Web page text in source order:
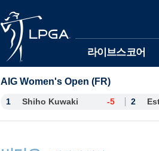
라이브스코어
AIG Women's Open (FR)
1 Shiho Kuwaki -5 2